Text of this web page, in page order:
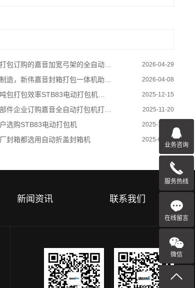
订购的嘉音加宽弓架的全自动打包机 2026-04-29
新伟嘉音封箱打包一体机助力企业提质增效 2026-04-08
包效率STB83电动打包机引领智能化升级 2025-12-15
企业订购嘉音全自动打包机打包方案 2025-11-20
选购STB83电动打包机 2025-10-17
封箱都选用自动折盖封箱机 2025-09-10
新闻资讯 联系我们
业务咨询
服务热线
在线留言
微信